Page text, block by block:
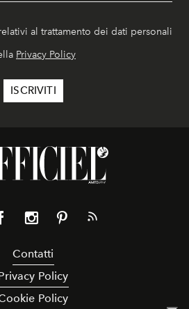
al trattamento dei dati personali
Privacy Policy
Contatti
Policy
Policy